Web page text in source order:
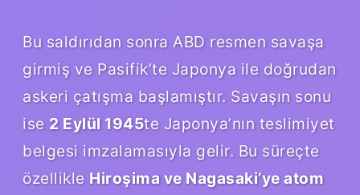
Bu saldırıdan sonra ABD resmen savaşa
girmiş ve Pasifik’te Japonya ile doğrudan
askeri çatışma başlamıştır. Savaşın sonu
ise 2 Eylül 1945te Japonya’nın teslimiyet
belgesi imzalamasıyla gelir. Bu süreçte
özellikle Hiroşima ve Nagasaki’ye atom